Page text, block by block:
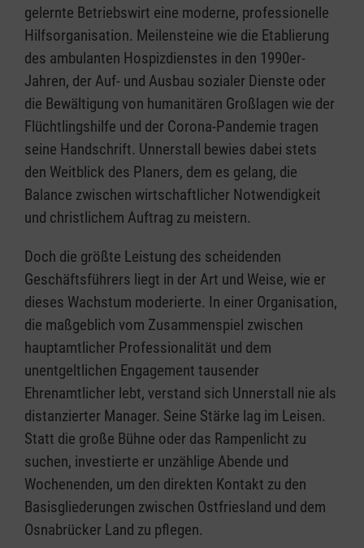
gelernte Betriebswirt eine moderne, professionelle
Hilfsorganisation. Meilensteine wie die Etablierung
des ambulanten Hospizdienstes in den 1990er-
Jahren, der Auf- und Ausbau sozialer Dienste oder
die Bewältigung von humanitären Großlagen wie der
Flüchtlingshilfe und der Corona-Pandemie tragen
seine Handschrift. Unnerstall bewies dabei stets
den Weitblick des Planers, dem es gelang, die
Balance zwischen wirtschaftlicher Notwendigkeit
und christlichem Auftrag zu meistern.
Doch die größte Leistung des scheidenden
Geschäftsführers liegt in der Art und Weise, wie er
dieses Wachstum moderierte. In einer Organisation,
die maßgeblich vom Zusammenspiel zwischen
hauptamtlicher Professionalität und dem
unentgeltlichen Engagement tausender
Ehrenamtlicher lebt, verstand sich Unnerstall nie als
distanzierter Manager. Seine Stärke lag im Leisen.
Statt die große Bühne oder das Rampenlicht zu
suchen, investierte er unzählige Abende und
Wochenenden, um den direkten Kontakt zu den
Basisgliederungen zwischen Ostfriesland und dem
Osnabrücker Land zu pflegen.